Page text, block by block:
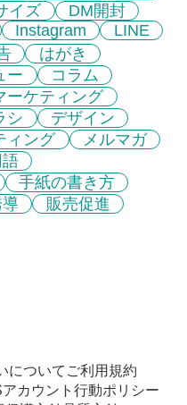
イズ
DM開封
Instagram
LINE
はがき
ー
コラム
ーケティング
シ
デザイン
ィング
メルマガ
手紙の書き方
販売促進
について ご利用規約
カウント行動ポリシー